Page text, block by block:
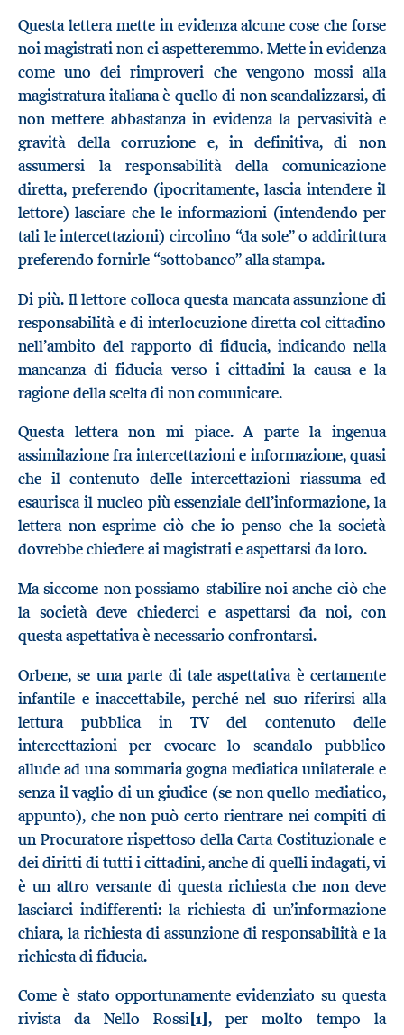
Questa lettera mette in evidenza alcune cose che forse
noi magistrati non ci aspetteremmo. Mette in evidenza
come uno dei rimproveri che vengono mossi alla
magistratura italiana è quello di non scandalizzarsi, di
non mettere abbastanza in evidenza la pervasività e
gravità della corruzione e, in definitiva, di non
assumersi la responsabilità della comunicazione
diretta, preferendo (ipocritamente, lascia intendere il
lettore) lasciare che le informazioni (intendendo per
tali le intercettazioni) circolino “da sole” o addirittura
preferendo fornirle “sottobanco” alla stampa.
Di più. Il lettore colloca questa mancata assunzione di
responsabilità e di interlocuzione diretta col cittadino
nell’ambito del rapporto di fiducia, indicando nella
mancanza di fiducia verso i cittadini la causa e la
ragione della scelta di non comunicare.
Questa lettera non mi piace. A parte la ingenua
assimilazione fra intercettazioni e informazione, quasi
che il contenuto delle intercettazioni riassuma ed
esaurisca il nucleo più essenziale dell’informazione, la
lettera non esprime ciò che io penso che la società
dovrebbe chiedere ai magistrati e aspettarsi da loro.
Ma siccome non possiamo stabilire noi anche ciò che
la società deve chiederci e aspettarsi da noi, con
questa aspettativa è necessario confrontarsi.
Orbene, se una parte di tale aspettativa è certamente
infantile e inaccettabile, perché nel suo riferirsi alla
lettura pubblica in TV del contenuto delle
intercettazioni per evocare lo scandalo pubblico
allude ad una sommaria gogna mediatica unilaterale e
senza il vaglio di un giudice (se non quello mediatico,
appunto), che non può certo rientrare nei compiti di
un Procuratore rispettoso della Carta Costituzionale e
dei diritti di tutti i cittadini, anche di quelli indagati, vi
è un altro versante di questa richiesta che non deve
lasciarci indifferenti: la richiesta di un’informazione
chiara, la richiesta di assunzione di responsabilità e la
richiesta di fiducia.
Come è stato opportunamente evidenziato su questa
rivista da Nello Rossi[1], per molto tempo la